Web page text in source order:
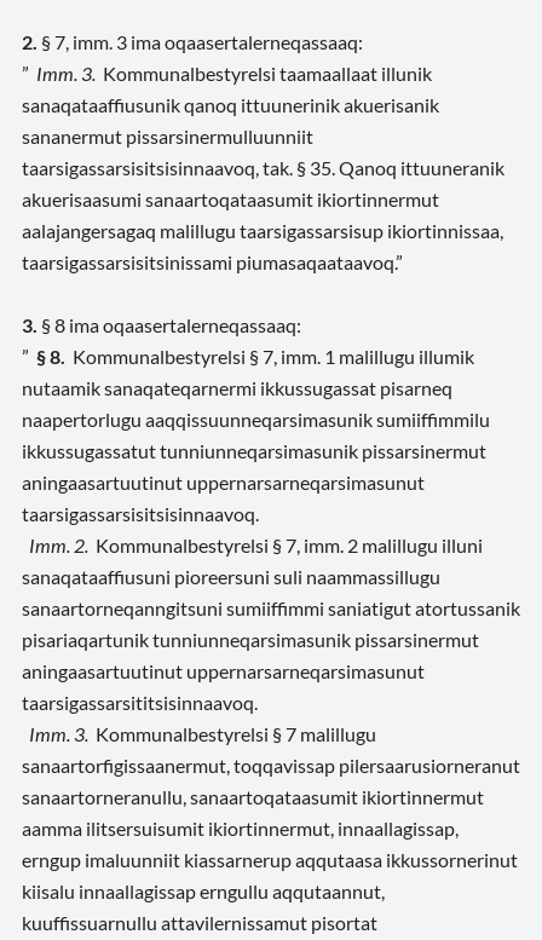
2. § 7, imm. 3 imaoqaasertalerneqassaaq:
” Imm. 3. Kommunalbestyrelsi taamaallaat illunik
sanaqataaffiusunik qanoq ittuunerinik akuerisanik
sananermut pissarsinermulluunniit
taarsigassarsisitsisinnaavoq, tak. § 35. Qanoq ittuuneranik
akuerisaasumi sanaartoqataasumit ikiortinnermut
aalajangersagaq malillugu taarsigassarsisup ikiortinnissaa,
taarsigassarsisitsinissami piumasaqaataavoq.”
3. § 8 imaoqaasertalerneqassaaq:
” § 8. Kommunalbestyrelsi § 7, imm. 1 malillugu illumik
nutaamik sanaqateqarnermi ikkussugassat pisarneq
naapertorlugu aaqqissuunneqarsimasunik sumiiffimmilu
ikkussugassatut tunniunneqarsimasunik pissarsinermut
aningaasartuutinut uppernarsarneqarsimasunut
taarsigassarsisitsisinnaavoq.
Imm . 2. Kommunalbestyrelsi § 7, imm. 2 malillugu illuni
sanaqataaffiusuni pioreersuni suli naammassillugu
sanaartorneqanngitsuni sumiiffimmi saniatigut atortussanik
pisariaqartunik tunniunneqarsimasunik pissarsinermut
aningaasartuutinut uppernarsarneqarsimasunut
taarsigassarsititsisinnaavoq.
Imm . 3. Kommunalbestyrelsi § 7 malillugu
sanaartorfigissaanermut, toqqavissap pilersaarusiorneranut
sanaartorneranullu, sanaartoqataasumit ikiortinnermut
aamma ilitsersuisumit ikiortinnermut, innaallagissap,
erngup imaluunniit kiassarnerup aqqutaasa ikkussornerinut
kiisalu innaallagissap erngullu aqqutaannut,
kuuffissuarnullu attavilernissamut pisortat